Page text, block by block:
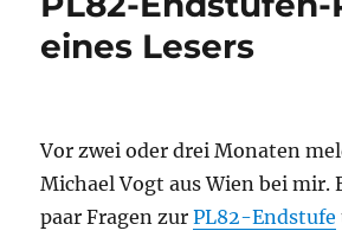
eines Lesers
Vor zwei oder drei Monaten
Michael Vogt aus Wien bei mir.
paar Fragen zurPL82-Endstufe